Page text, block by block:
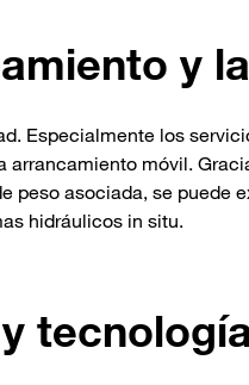
y
Especialmente los
móvil.
peso asociada, se puede
hidráulicos in situ.